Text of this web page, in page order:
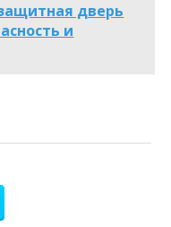
дверь
и